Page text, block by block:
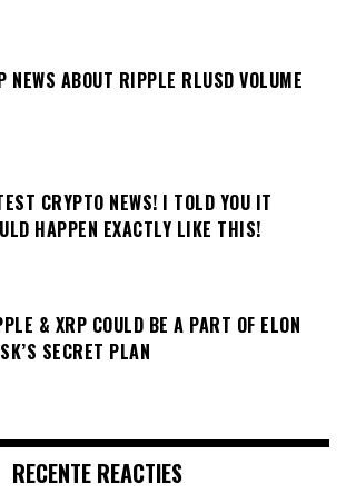
NEWS ABOUT RIPPLE RLUSD VOLUME
CRYPTO NEWS! I TOLD YOU IT
HAPPEN EXACTLY LIKE THIS!
& XRP COULD BE A PART OF ELON
SECRET PLAN
RECENTE REACTIES